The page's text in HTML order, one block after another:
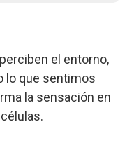
el entorno,
lo que sentimos
la sensación en